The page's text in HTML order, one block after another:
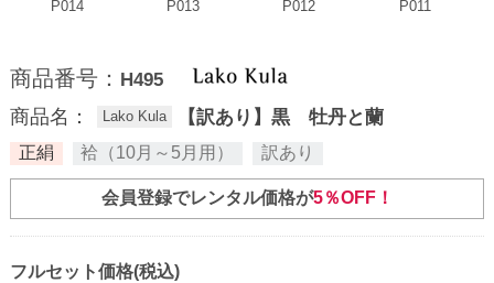
P014 P013 P012 P011
商品番号： H495
商品名： Lako Kula 【訳あり】黒 牡丹と蘭
正絹 袷（10月～5月用） 訳あり
会員登録でレンタル価格が5％OFF！
フルセット価格(税込)